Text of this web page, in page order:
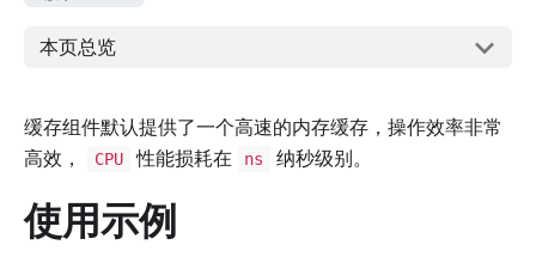
本页总览
缓存组件默认提供了一个高速的内存缓存，操作效率非常
高效，
CPU 性能损耗在 ns 纳秒级别。
使用示例